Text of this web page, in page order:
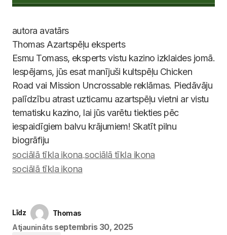
Thomas Azartspēļu eksperts
Esmu Tomass, eksperts vistu kazino izklaides jomā.
Iespējams, jūs esat manījuši kultspēļu Chicken
Road vai Mission Uncrossable reklāmas. Piedāvāju
palīdzību atrast uzticamu azartspēļu vietni ar vistu
tematisku kazino, lai jūs varētu tiekties pēc
iespaidīgiem balvu krājumiem! Skatīt pilnu
biogrāfiju
Līdz
Thomas
Atjaunināts septembris 30, 2025